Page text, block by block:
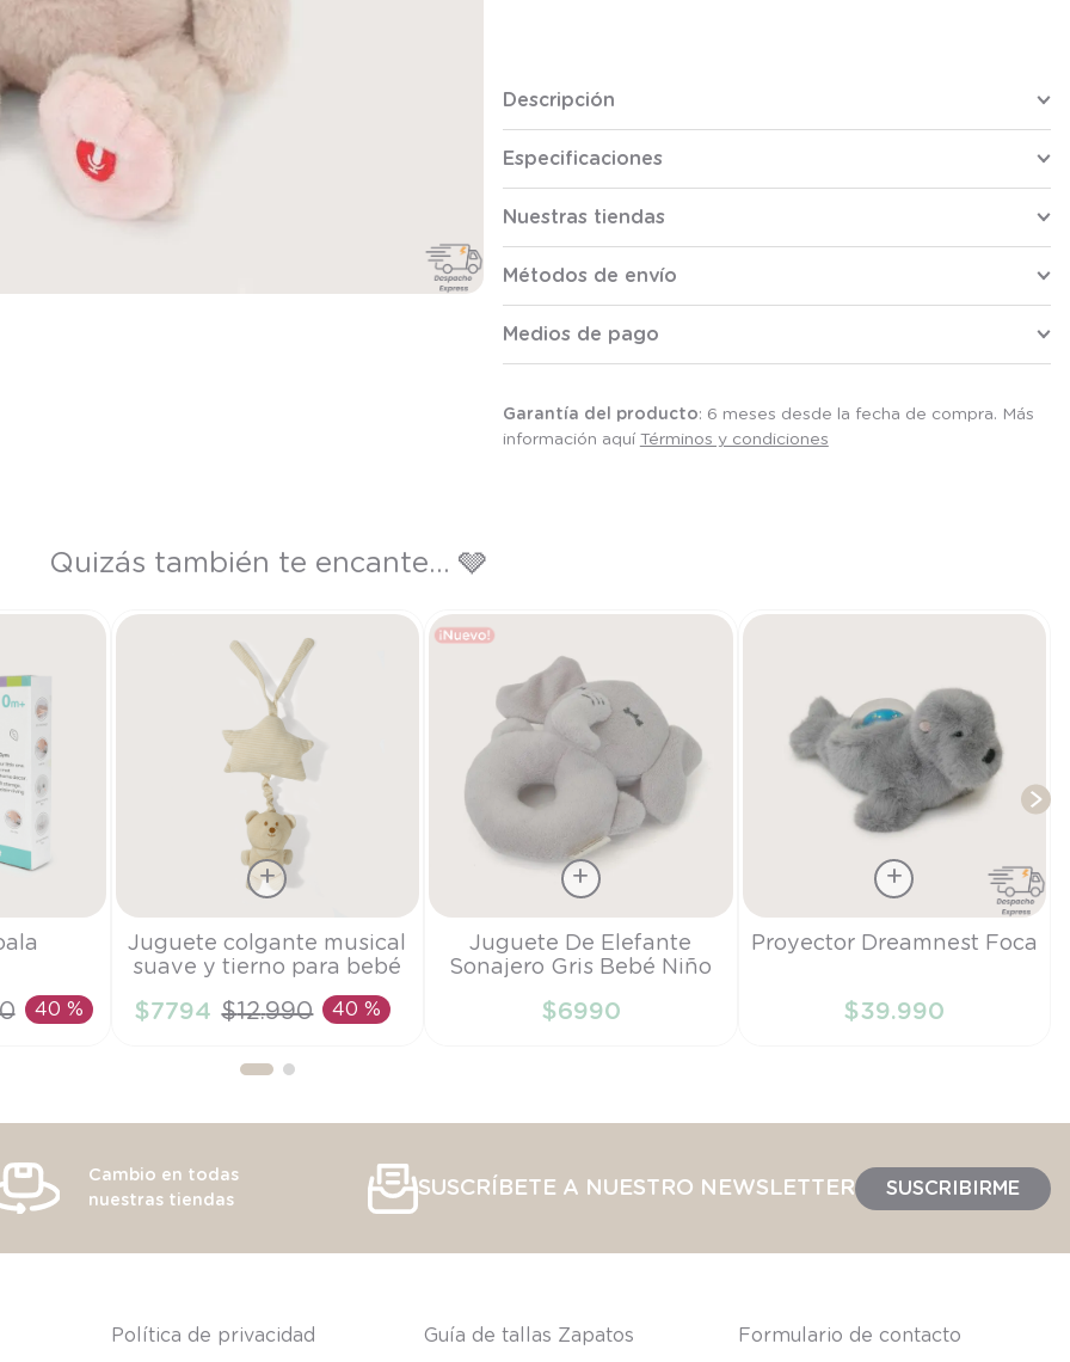
Descripción
Especificaciones
Nuestras tiendas
Métodos de envío
Medios de pago
Garantía del producto: 6 meses desde la fecha de compra. Más
información aquí Términos y condiciones
Quizás también te encante... 🩶
40 %
Talla
TU
AÑADIR AL CARRITO
Juguete colgante musical
suave y tierno para bebé
$7794 $12.990 40 %
TU
AÑADIR AL CARRITO
Juguete De Elefante
Sonajero Gris Bebé Niño
$6990
Talla
AÑADIR AL CARRITO
Proyector Dreamnest Foca
$39.990
Cambio en todas
nuestras tiendas
SUSCRÍBETE A NUESTRO NEWSLETTER SUSCRIBIRME
Política de privacidad Guía de tallas Zapatos Formulario de contacto